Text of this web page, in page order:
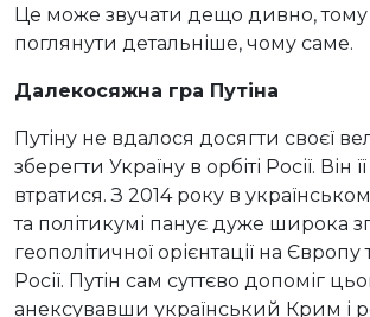
Це може звучати дещо дивно, тому
поглянути детальніше, чому саме.
Далекосяжна гра Путіна
Путіну не вдалося досягти своєї
зберегти Україну в орбіті Росії. Він
втратися. З 2014 року в
та політикумі панує дуже широка
геополітичної орієнтації на Європу
Росії. Путін сам суттєво допоміг
анексувавши український Крим і